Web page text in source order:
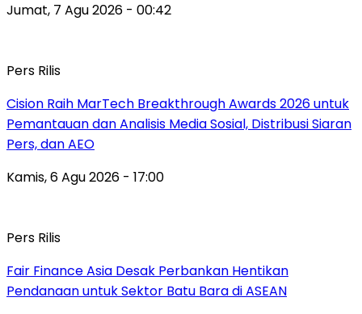
Jumat, 7 Agu 2026 - 00:42
Pers Rilis
Cision Raih MarTech Breakthrough Awards 2026 untuk
Pemantauan dan Analisis Media Sosial, Distribusi Siaran
Pers, dan AEO
Kamis, 6 Agu 2026 - 17:00
Pers Rilis
Fair Finance Asia Desak Perbankan Hentikan
Pendanaan untuk Sektor Batu Bara di ASEAN